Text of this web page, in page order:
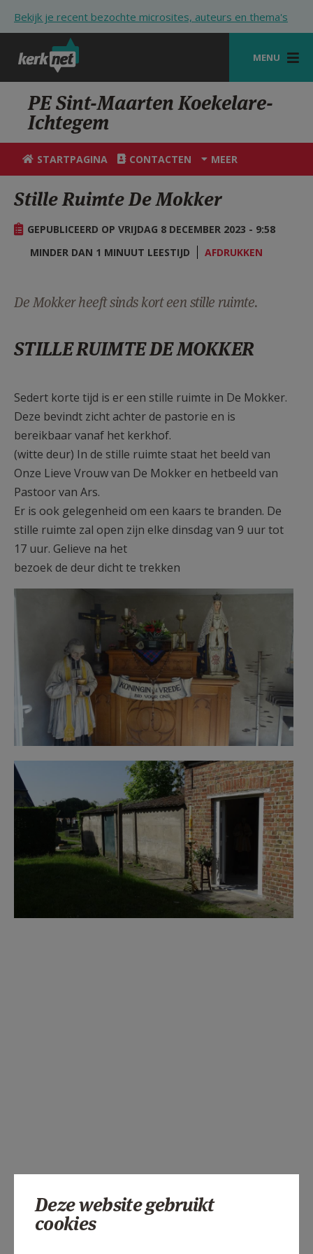
Bekijk je recent bezochte microsites, auteurs en thema's
MENU
STARTPAGINA
KERK
VIERINGEN
MIJN PAROCHIE
PE Sint-Maarten Koekelare-
Ichtegem
STARTPAGINA CONTACTEN MEER
Stille Ruimte De Mokker
GEPUBLICEERD OP VRIJDAG 8 DECEMBER 2023 - 9:58
MINDER DAN 1 MINUUT LEESTIJD
AFDRUKKEN
De Mokker heeft sinds kort een stille ruimte.
STILLE RUIMTE DE MOKKER
Sedert korte tijd is er een stille ruimte in De Mokker.
Deze bevindt zicht achter de pastorie en is
bereikbaar vanaf het kerkhof.
(witte deur) In de stille ruimte staat het beeld van
Onze Lieve Vrouw van De Mokker en hetbeeld van
Pastoor van Ars.
Er is ook gelegenheid om een kaars te branden. De
stille ruimte zal open zijn elke dinsdag van 9 uur tot
17 uur. Gelieve na het
bezoek de deur dicht te trekken
de mokker1.jpg
de mokker 2.jpg
Deze website gebruikt
cookies